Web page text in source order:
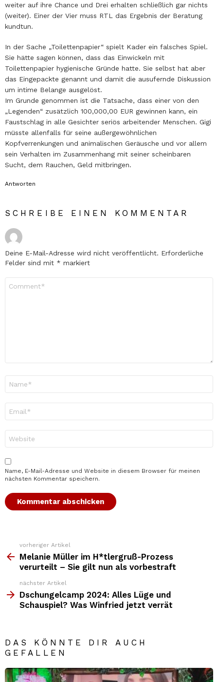
weiter auf ihre Chance und Drei erhalten schließlich gar nichts
(weiter). Einer der Vier muss RTL das Ergebnis der Beratung
kundtun.
In der Sache „Toilettenpapier“ spielt Kader ein falsches Spiel.
Sie hätte sagen können, dass das Einwickeln mit
Toilettenpapier hygienische Gründe hatte. Sie selbst hat aber
das Eingepackte genannt und damit die ausufernde Diskussion
um intime Belange ausgelöst.
Im Grunde genommen ist die Tatsache, dass einer von den
„Legenden“ zusätzlich 100,000,00 EUR gewinnen kann, ein
Faustschlag in alle Gesichter seriös arbeitender Menschen. Gigi
müsste allenfalls für seine außergewöhnlichen
Kopfverrenkungen und animalischen Geräusche und vor allem
sein Verhalten im Zusammenhang mit seiner scheinbaren
Sucht, dem Rauchen, Geld mitbringen.
Antworten
SCHREIBE EINEN KOMMENTAR
Deine E-Mail-Adresse wird nicht veröffentlicht. Erforderliche
Felder sind mit * markiert
Mail-
Adresse
*
Name, E-Mail-Adresse und Website in diesem Browser für meinen
nächsten Kommentar speichern.
Weitere
Top
News
vorheriger Artikel
Melanie Müller im H*tlergruß-Prozess
verurteilt – Sie gilt nun als vorbestraft
nächster Artikel
Dschungelcamp 2024: Alles Lüge und
Schauspiel? Was Winfried jetzt verrät
DAS KÖNNTE DIR AUCH
GEFALLEN